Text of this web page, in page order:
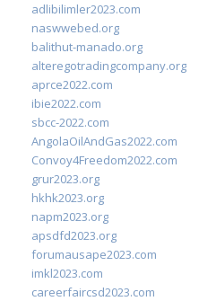
adlibilimler2023.com
naswwebed.org
balithut-manado.org
alteregotradingcompany.org
aprce2022.com
ibie2022.com
sbcc-2022.com
AngolaOilAndGas2022.com
Convoy4Freedom2022.com
grur2023.org
hkhk2023.org
napm2023.org
apsdfd2023.org
forumausape2023.com
imkl2023.com
careerfaircsd2023.com